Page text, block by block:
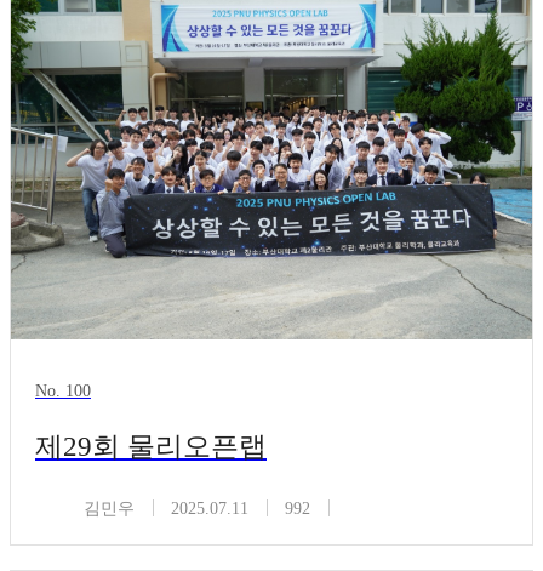
No. 100
제29회 물리오픈랩
김민우 2025.07.11 992